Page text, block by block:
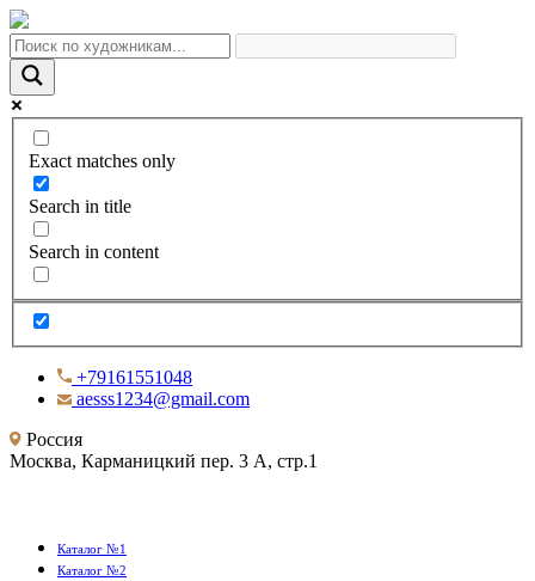
Exact matches only
Search in title
Search in content
+79161551048
aesss1234@gmail.com
Россия
Москва, Карманицкий пер. 3 А, стр.1
Каталог №1
Каталог №2